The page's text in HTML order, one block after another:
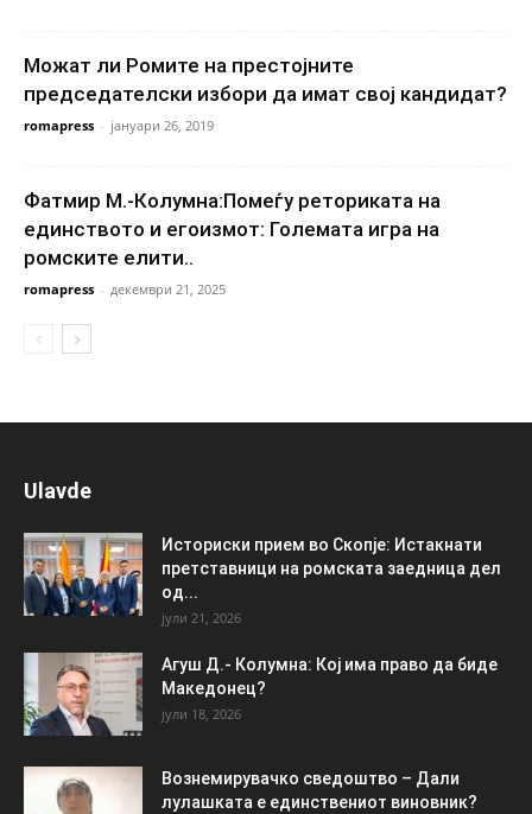
Можат ли Ромите на престојните
председателски избори да имат свој кандидат?
romapress - јануари 26, 2019
Фатмир М.-Колумна:Помеѓу реториката на
единството и егоизмот: Големата игра на
ромските елити..
romapress - декември 21, 2025
Ulavde
Историски прием во Скопје: Истакнати
претставници на ромската заедница дел
од...
јули 21, 2026
Агуш Д.- Колумна: Кој има право да биде
Македонец?
јули 18, 2026
Вознемирувачко сведоштво – Дали
лулашката е единствениот виновник?